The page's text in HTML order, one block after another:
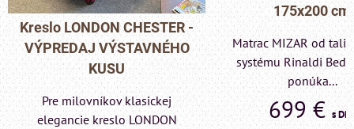
175x200 cm
Matrac MIZAR od talianskeho
systému Rinaldi Bed System
ponúka...
699 €s DPH
Pohovka LONDON
- VÝPREDAJ
KUSU
Pre milovníkov
elegancie kreslo a